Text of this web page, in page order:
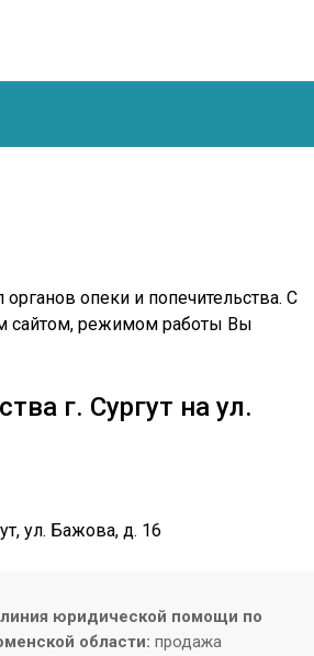
опеки и попечительства. С
сайтом, режимом работы Вы
г. Сургут на ул.
ул. Бажова, д. 16
линия юридической помощи по
области: продажа